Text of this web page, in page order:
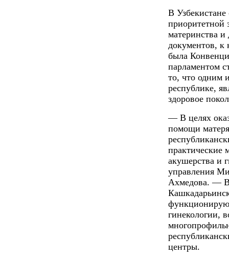
В Узбекистане
приоритетной
материнства
документов, к
была
парламентом
то, что одним
республике,
здоровое
— В целях
помощи
практические
акушерства и
управления
Ахмедова. — В
гинекологии,
центры.